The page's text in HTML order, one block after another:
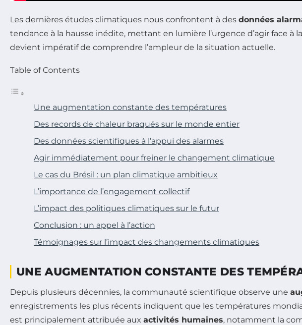
Les dernières études climatiques nous confrontent à des données
tendance à la hausse inédite, mettant en lumière l’urgence d’agir face
devient impératif de comprendre l’ampleur de la situation actuelle.
Table of Contents
Une augmentation constante des températures
Des records de chaleur braqués sur le monde entier
Des données scientifiques à l’appui des alarmes
Agir immédiatement pour freiner le changement climatique
Le cas du Brésil : un plan climatique ambitieux
L’importance de l’engagement collectif
L’impact des politiques climatiques sur le futur
Conclusion : un appel à l’action
Témoignages sur l’impact des changements climatiques
UNE AUGMENTATION CONSTANTE DES
Depuis plusieurs décennies, la communauté scientifique observe une
enregistrements les plus récents indiquent que les températures
est principalement attribuée aux activités humaines, notamment la